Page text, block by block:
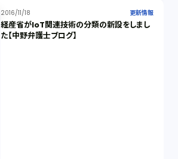
2016/11/18 更新情報
経産省がIoT関連技術の分類の新設をしまし
た【中野弁護士ブログ】